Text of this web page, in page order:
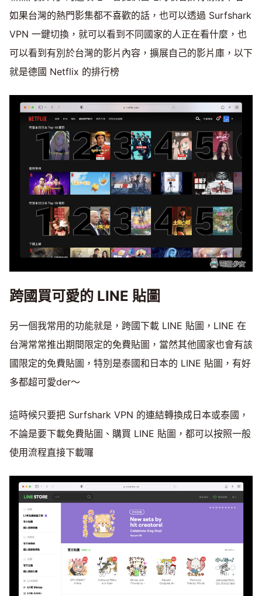
如果台灣的熱門影集都不喜歡的話，也可以透過 Surfshark
VPN 一鍵切換，就可以看到不同國家的人正在看什麼，也
可以看到有別於台灣的影片內容，擴展自己的影片庫，以下
就是德國 Netflix 的排行榜
跨國買可愛的 LINE 貼圖
另一個我常用的功能就是，跨國下載 LINE 貼圖，LINE 在
台灣常常推出期間限定的免費貼圖，當然其他國家也會有該
國限定的免費貼圖，特別是泰國和日本的 LINE 貼圖，有好
多都超可愛der～
這時候只要把 Surfshark VPN 的連結轉換成日本或泰國，
不論是要下載免費貼圖、購買 LINE 貼圖，都可以按照一般
使用流程直接下載囉